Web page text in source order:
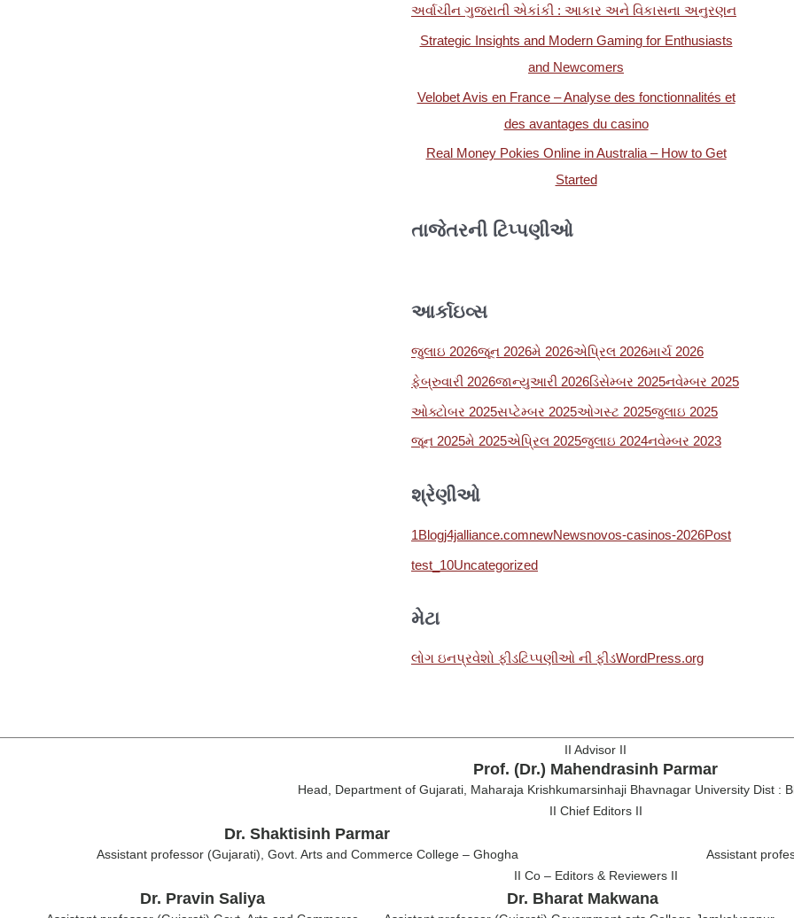
અર્વાચીન ગુજરાતી એકાંકી : આકાર અને વિકાસના અનુરણન
Strategic Insights and Modern Gaming for Enthusiasts
and Newcomers
Velobet Avis en France – Analyse des fonctionnalités et
des avantages du casino
Real Money Pokies Online in Australia – How to Get
Started
તાજેતરની ટિપ્પણીઓ
આર્કાઇવ્સ
જુલાઇ 2026જૂન 2026મે 2026એપ્રિલ 2026માર્ચ 2026
ફેબ્રુવારી 2026જાન્યુઆરી 2026ડિસેમ્બર 2025નવેમ્બર 2025
ઓક્ટોબર 2025સપ્ટેમ્બર 2025ઓગસ્ટ 2025જુલાઇ 2025
જૂન 2025મે 2025એપ્રિલ 2025જુલાઇ 2024નવેમ્બર 2023
શ્રેણીઓ
1Blogj4jalliance.comnewNewsnovos-casinos-2026Post
test_10Uncategorized
મેટા
લોગ ઇનપ્રવેશો ફીડટિપ્પણીઓ ની ફીડWordPress.org
II Advisor II
Prof. (Dr.) Mahendrasinh Parmar
Head, Department of Gujarati, Maharaja Krishkumarsinhaji Bhavnagar University Dist :
II Chief Editors II
Dr. Shaktisinh Parmar
Assistant professor (Gujarati), Govt. Arts and Commerce College – Ghogha
Assistant
II Co – Editors & Reviewers II
Dr. Pravin Saliya Dr. Bharat Makwana